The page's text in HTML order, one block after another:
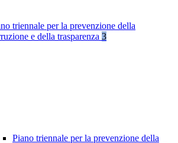
triennale per la prevenzione della
e della trasparenza 3
Piano triennale per la prevenzione della